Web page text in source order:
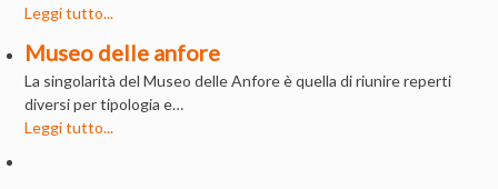
Leggi tutto...
Museo delle anfore
La singolarità del Museo delle Anfore è quella di riunire reperti
diversi per tipologia e…
Leggi tutto...